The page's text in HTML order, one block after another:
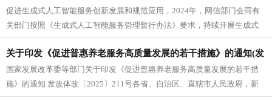
案信息的公告
促进生成式人工智能服务创新发展和规范应用，2024年，网信部门会同有
关部门按照《生成式人工智能服务管理暂行办法》要求，持续开展生成式
人工智能服务备案工作。截至2...
关于印发《促进普惠养老服务高质量发展的若干措施》的通知(发
改体改〔2025〕211号)
国家发展改革委等部门关于印发《促进普惠养老服务高质量发展的若干措
施》的通知 发改体改〔2025〕211号各省、自治区、直辖市人民政府，新
疆生产建设兵团： 《促...